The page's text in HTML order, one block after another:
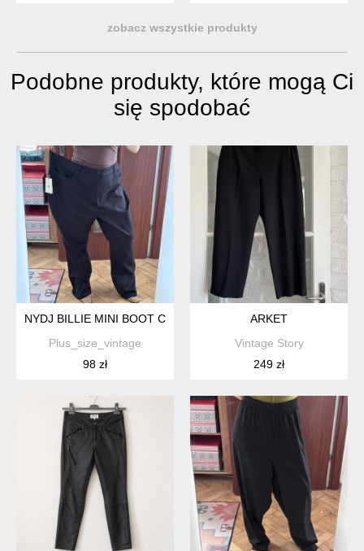
zobacz wszystkie produkty
Podobne produkty, które mogą Ci
się spodobać
NYDJ BILLIE MINI BOOT CZARNE JEANSY PLUS SIZE 8XL / 56
Plus_size_vintage
98 zł
ARKET
Vintage Story
249 zł